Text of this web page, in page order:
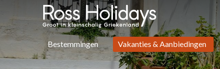
Bestemmingen Vakanties & Aanbiedingen